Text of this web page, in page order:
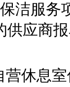
洁服务
供应商
休息